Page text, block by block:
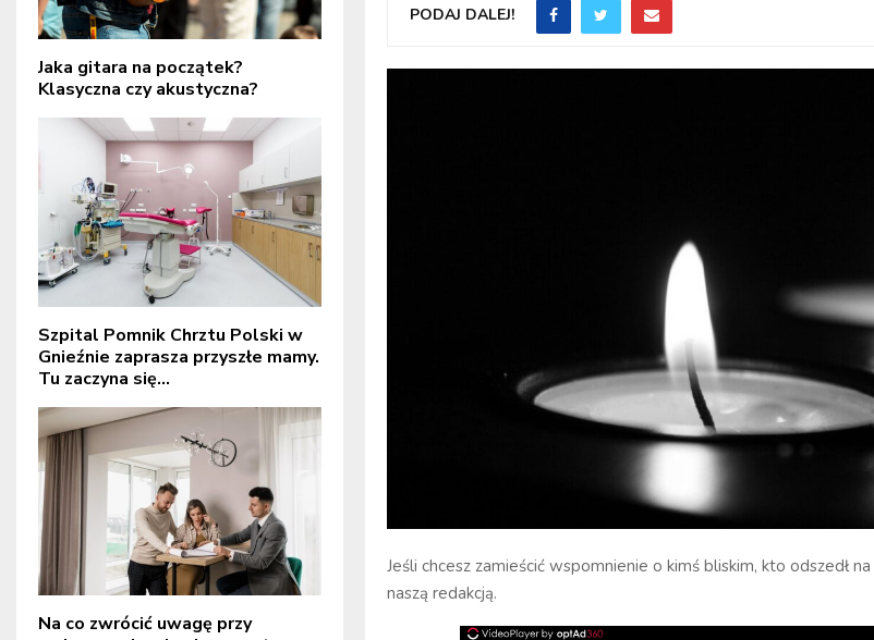
PODAJ DALEJ!
Jeśli chcesz zamieścić wspomnienie o kimś bliskim, kto odszedł
naszą redakcją.
Jaka gitara na początek?
Klasyczna czy akustyczna?
Szpital Pomnik Chrztu Polski w
Gnieźnie zaprasza przyszłe mamy.
Tu zaczyna się...
Na co zwrócić uwagę przy